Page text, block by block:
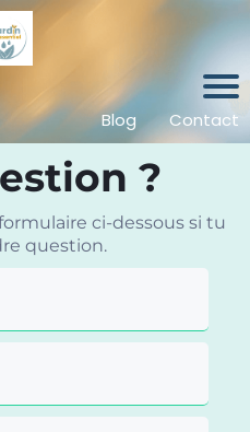
Blog Contact
o
g
C
?
ci-dessous si tu
question.